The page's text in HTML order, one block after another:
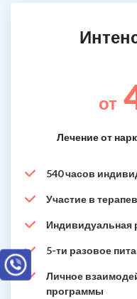
от
Лечение от
540 часов
Участие в
Индивидуальная
5-ти разовое
Личное
программы